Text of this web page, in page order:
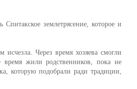
землетрясение, которое и
Через время хозяева смогли
жили родственников, пока не
которую подобрали ради традиции,